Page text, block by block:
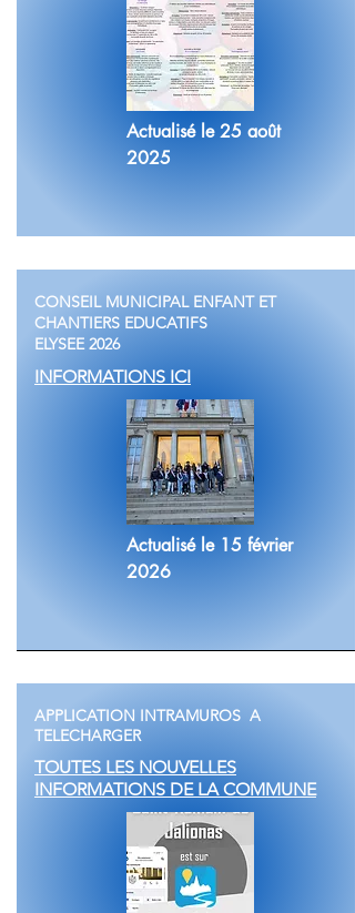
Actualisé le 25 août
2025
CONSEIL MUNICIPAL ENFANT ET
CHANTIERS EDUCATIFS
ELYSEE 2026
INFORMATIONS ICI
Actualisé le 15 février
2026
APPLICATION INTRAMUROS A
TELECHARGER
TOUTES LES NOUVELLES
INFORMATIONS DE LA COMMUNE